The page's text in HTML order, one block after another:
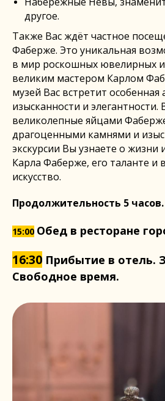
другое.
Также Вас ждёт частное
Фаберже. Это уникальная
в мир роскошных ювелирных
великим мастером Карлом
музей Вас встретит особенная
изысканности и элегантности.
великолепные яйцами
драгоценными камнями и
экскурсии Вы узнаете о жизни
Карла Фаберже, его таланте и
искусство.
Продолжительность 5 часов.
15:00 Обед в ресторане
16:30 Прибытие в отель.
Свободное время.